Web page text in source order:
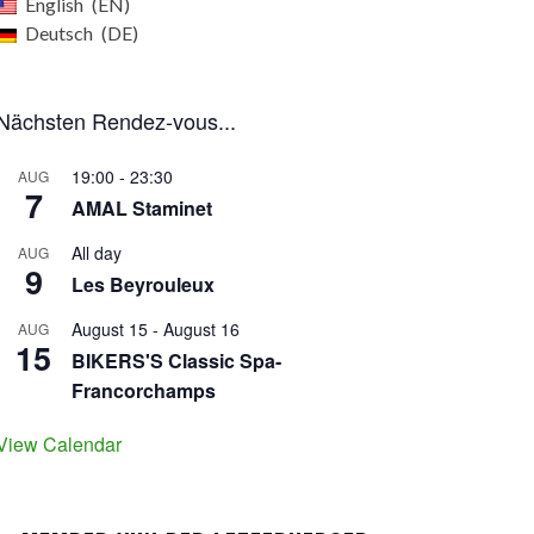
Deutsch
DE
Rendez-vous...
AUG
7
19:00 - 23:30
AMAL Staminet
AUG
9
All day
Les Beyrouleux
AUG
15
August 15 - August 16
BIKERS'S Classic Spa-
Francorchamps
Calendar